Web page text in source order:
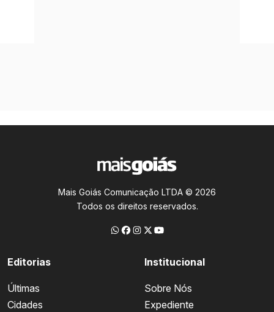
Mais Goiás Comunicação LTDA © 2026
Todos os direitos reservados.
Editorias
Últimas
Cidades
Institucional
Sobre Nós
Expediente